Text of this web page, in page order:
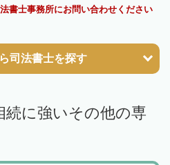
書士事務所にお問い合わせください
司法書士を探す
続に強いその他の専